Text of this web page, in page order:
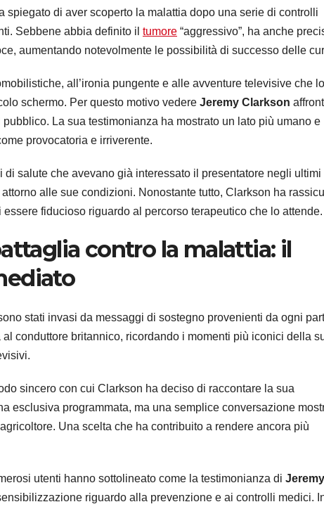
spiegato di aver scoperto la malattia dopo una serie di controlli
Sebbene abbia definito il tumore “aggressivo”, ha anche
aumentando notevolmente le possibilità di successo delle
all’ironia pungente e alle avventure televisive che lo
schermo. Per questo motivo vedere Jeremy Clarkson
La sua testimonianza ha mostrato un lato più umano e
provocatoria e irriverente.
di salute che avevano già interessato il presentatore negli ultimi
alle sue condizioni. Nonostante tutto, Clarkson ha
fiducioso riguardo al percorso terapeutico che lo attende.
contro la malattia: il
stati invasi da messaggi di sostegno provenienti da ogni
conduttore britannico, ricordando i momenti più iconici della
sincero con cui Clarkson ha deciso di raccontare la sua
esclusiva programmata, ma una semplice conversazione
Una scelta che ha contribuito a rendere ancora più
utenti hanno sottolineato come la testimonianza di Jeremy
riguardo alla prevenzione e ai controlli medici.